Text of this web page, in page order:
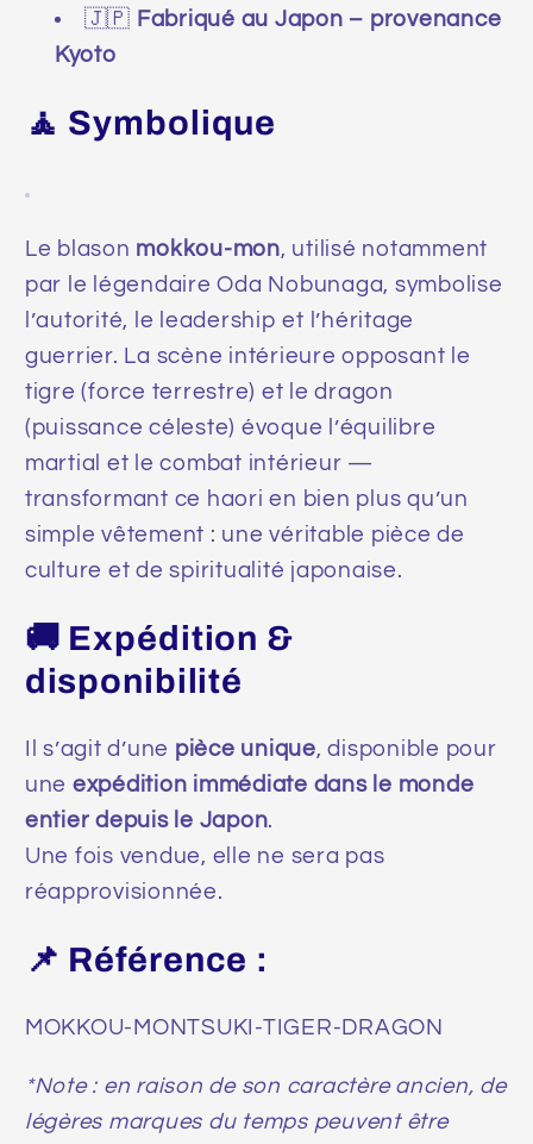
🇯🇵 Fabriqué au Japon – provenance
Kyoto
🧘 Symbolique
Le blason mokkou-mon, utilisé notamment
par le légendaire Oda Nobunaga, symbolise
l’autorité, le leadership et l’héritage
guerrier. La scène intérieure opposant le
tigre (force terrestre) et le dragon
(puissance céleste) évoque l’équilibre
martial et le combat intérieur —
transformant ce haori en bien plus qu’un
simple vêtement : une véritable pièce de
culture et de spiritualité japonaise.
🚚 Expédition &
disponibilité
Il s’agit d’une pièce unique, disponible pour
une expédition immédiate dans le monde
entier depuis le Japon.
Une fois vendue, elle ne sera pas
réapprovisionnée.
📌 Référence :
MOKKOU-MONTSUKI-TIGER-DRAGON
*Note : en raison de son caractère ancien, de
légères marques du temps peuvent être